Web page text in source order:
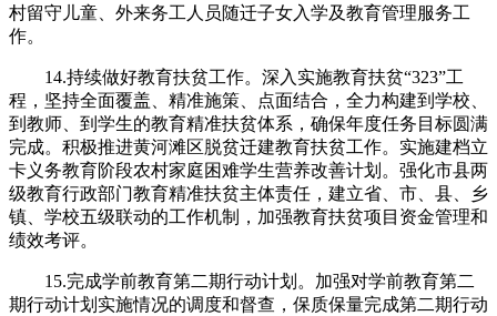
村留守儿童、外来务工人员随迁子女入学及教育管理服务工
作。
14.持续做好教育扶贫工作。深入实施教育扶贫“323”工
程，坚持全面覆盖、精准施策、点面结合，全力构建到学校、
到教师、到学生的教育精准扶贫体系，确保年度任务目标圆满
完成。积极推进黄河滩区脱贫迁建教育扶贫工作。实施建档立
卡义务教育阶段农村家庭困难学生营养改善计划。强化市县两
级教育行政部门教育精准扶贫主体责任，建立省、市、县、乡
镇、学校五级联动的工作机制，加强教育扶贫项目资金管理和
绩效考评。
15.完成学前教育第二期行动计划。加强对学前教育第二
期行动计划实施情况的调度和督查，保质保量完成第二期行动